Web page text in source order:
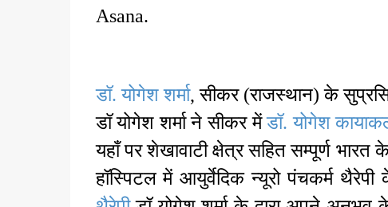
Asana.
डॉ. योगेश शर्मा, सीकर (राजस्थान) के
डॉ योगेश शर्मा ने सीकर मेंडॉ. योगेश
यहाँ पर शेखावाटी क्षेत्र सहित सम्पूर्ण
हॉस्पिटल में आयुर्वेदिक न्यूरो पंचकर्म थैरेपी